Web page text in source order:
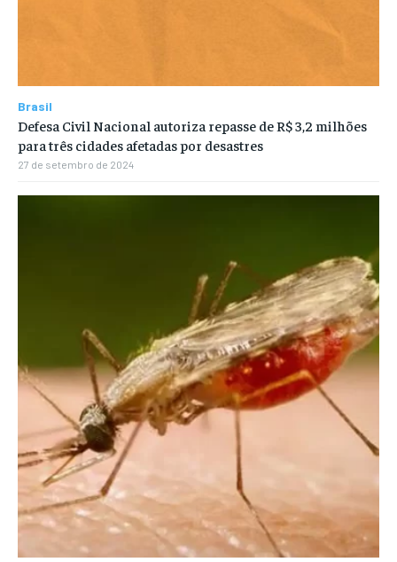
Brasil
Defesa Civil Nacional autoriza repasse de R$ 3,2 milhões
para três cidades afetadas por desastres
27 de setembro de 2024